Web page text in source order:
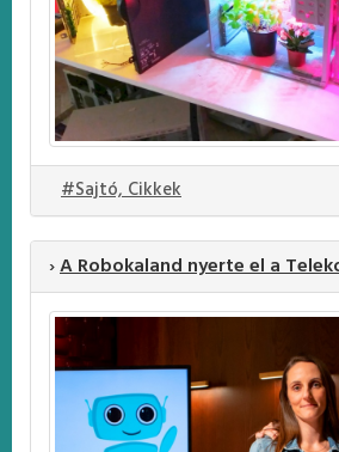
#Sajtó, Cikkek
›A Robokaland nyerte el a